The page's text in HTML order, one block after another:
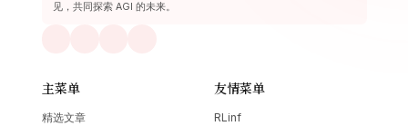
见，共同探索 AGI 的未来。
主菜单
精选文章
友情菜单
RLinf